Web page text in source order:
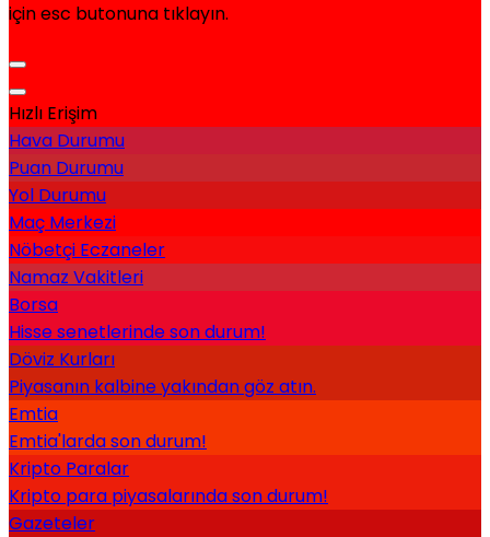
için esc butonuna tıklayın.
Hızlı Erişim
Hava Durumu
Puan Durumu
Yol Durumu
Maç Merkezi
Nöbetçi Eczaneler
Namaz Vakitleri
Borsa
Hisse senetlerinde son durum!
Döviz Kurları
Piyasanın kalbine yakından göz atın.
Emtia
Emtia'larda son durum!
Kripto Paralar
Kripto para piyasalarında son durum!
Gazeteler